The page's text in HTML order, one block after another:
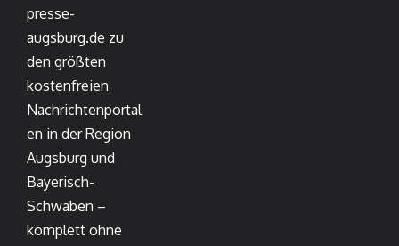
presse-
augsburg.de zu
den größten
kostenfreien
Nachrichtenportal
en in der Region
Augsburg und
Bayerisch-
Schwaben –
komplett ohne